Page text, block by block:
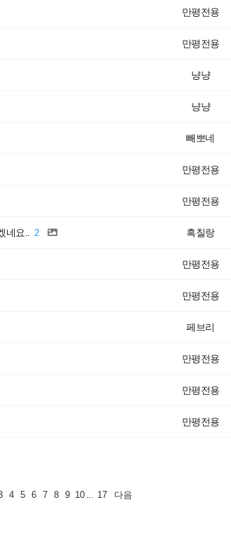
만평전용
만평전용
냥냥
냥냥
빼뽀네
만평전용
만평전용
네요.. 2 흑칠랑
만평전용
만평전용
페브리
만평전용
만평전용
만평전용
4 5 6 7 8 9 10 ... 17 다음